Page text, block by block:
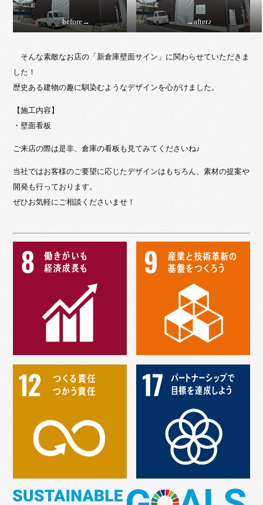
before→ →after♪
そんな素敵なお店の「新倉庫壁面サイン」に関わらせていただきま
した！
歴史ある建物の趣に馴染むようなデザインを心がけました。
【施工内容】
・壁面看板
ご来店の際は是非、倉庫の看板も見てみてくださいね♪
当社ではお客様のご要望に応じたデザインはもちろん、素材の提案や
開発も行っております。
ぜひお気軽にご相談くださいませ！